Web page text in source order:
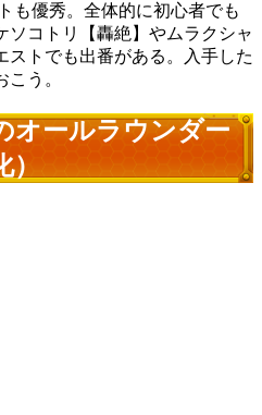
も優秀。全体的に初心者でも
ソコトリ【轟絶】やムラクシャ
ストでも出番がある。入手した
う。
オールラウンダー
）